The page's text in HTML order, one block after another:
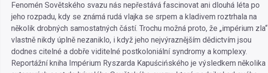
Fenomén Sovětského svazu nás nepřestává fascinovat ani dlouhá léta po
jeho rozpadu, kdy se známá rudá vlajka se srpem a kladivem roztrhala na
několik drobných samostatných částí. Trochu možná proto, že „impérium zla“
vlastně nikdy úplně nezaniklo, i když jeho nejvýraznějším dědictvím jsou
dodnes citelné a dobře viditelné postkoloniální syndromy a komplexy.
Reportážní kniha Impérium Ryszarda Kapuścińského je výsledkem několika